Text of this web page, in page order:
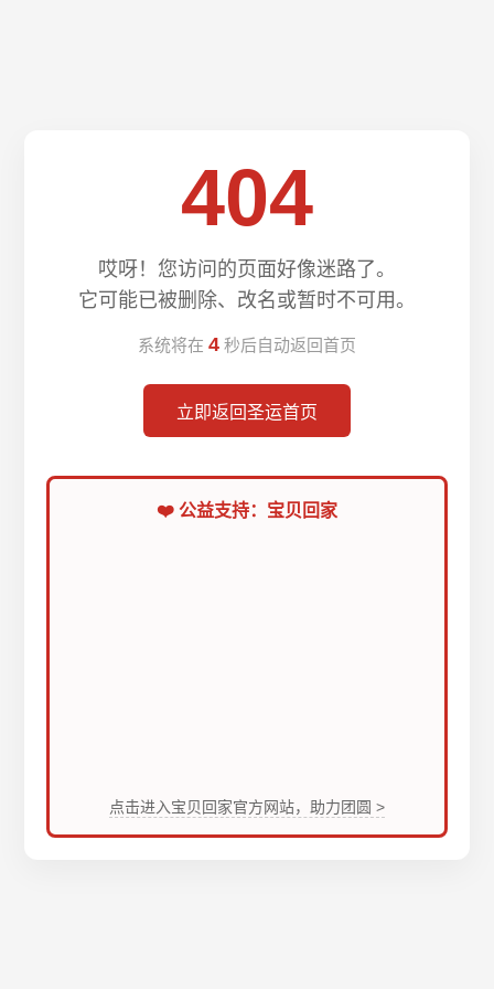
404
哎呀！您访问的页面好像迷路了。
它可能已被删除、改名或暂时不可用。
系统将在 4 秒后自动返回首页
立即返回圣运首页
❤️ 公益支持：宝贝回家
点击进入宝贝回家官方网站，助力团圆 >